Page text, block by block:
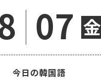
07 金
今日の韓国語